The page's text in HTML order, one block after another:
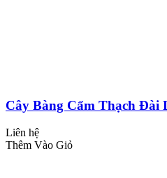
Cây Bàng Cẩm Thạch Đài
Liên hệ
Thêm Vào Giỏ